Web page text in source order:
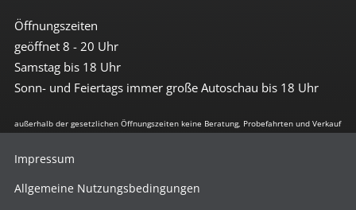
Öffnungszeiten
geöffnet 8 - 20 Uhr
Samstag bis 18 Uhr
Sonn- und Feiertags immer große Autoschau bis 18 Uhr
außerhalb der gesetzlichen Öffnungszeiten keine Beratung, Probefahrten und Verkauf
Impressum
Allgemeine Nutzungsbedingungen